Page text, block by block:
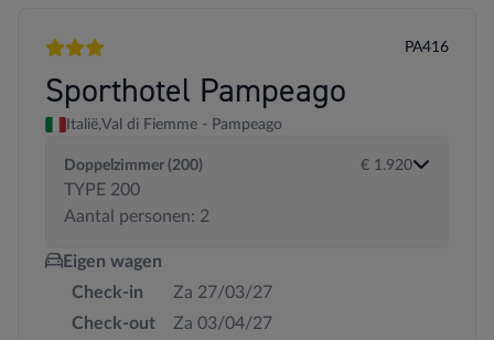
3 sterren
PA416
Sporthotel Pampeago
Italië,Val di Fiemme - Pampeago
Doppelzimmer (200)
TYPE 200
Aantal personen: 2
€ 1.920
Eigen wagen
Check-in
Za 27/03/27
Check-out
Za 03/04/27